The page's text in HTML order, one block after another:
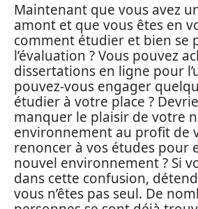
Maintenant que vous avez
amont et que vous êtes en
comment étudier et bien se
l’évaluation ? Vous pouvez
dissertations en ligne pour
pouvez-vous engager
étudier à votre place ?
manquer le plaisir de votre
environnement au profit de
renoncer à vos études pour
nouvel environnement ? Si
dans cette confusion,
vous n’êtes pas seul. De